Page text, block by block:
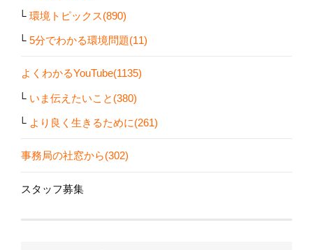
環境トピックス(890)
5分でわかる環境問題(11)
よくわかるYouTube(1135)
いま伝えたいこと(380)
より良く生きるために(261)
事務局の社窓から(302)
スタッフ募集